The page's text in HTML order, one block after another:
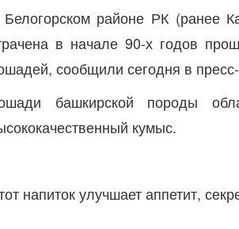
районе РК (ранее
в начале 90-х годов
сообщили сегодня в
башкирской породы
кумыс.
напиток улучшает аппетит,